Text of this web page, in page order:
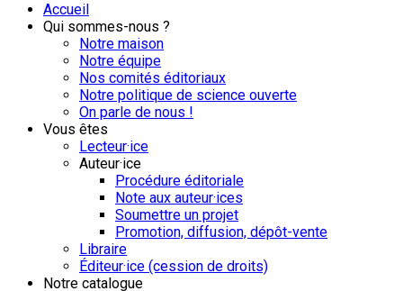
Accueil
Qui sommes-nous ?
Notre maison
Notre équipe
Nos comités éditoriaux
Notre politique de science ouverte
On parle de nous !
Vous êtes
Lecteur·ice
Auteur·ice
Procédure éditoriale
Note aux auteur·ices
Soumettre un projet
Promotion, diffusion, dépôt-vente
Libraire
Éditeur·ice (cession de droits)
Notre catalogue